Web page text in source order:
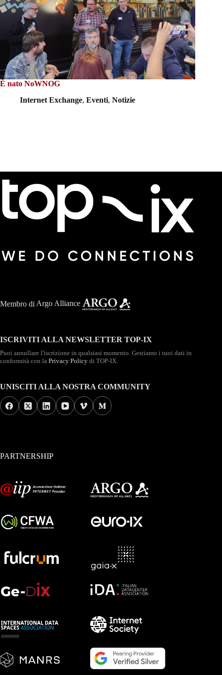
È nato NoWNOG
Internet Exchange, Eventi, Notizie
Membro di Argo Alliance
ISCRIVITI ALLA NEWSLETTER TOP-IX
Puoi annullare l'iscrizione in qualsiasi momento. Gestiamo i tuoi dati in
conformità con la Privacy Policy di TOP-IX.
UNISCITI ALLA NOSTRA COMMUNITY
PARTNERSHIP